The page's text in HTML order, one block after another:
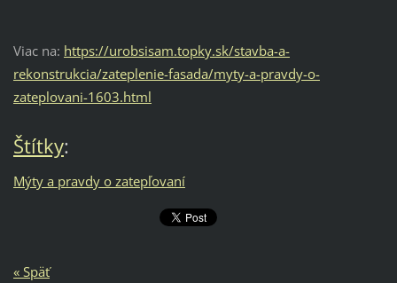
Viac na: https://urobsisam.topky.sk/stavba-a-
rekonstrukcia/zateplenie-fasada/myty-a-pravdy-o-
zateplovani-1603.html
Štítky:
Mýty a pravdy o zatepľovaní
« Späť